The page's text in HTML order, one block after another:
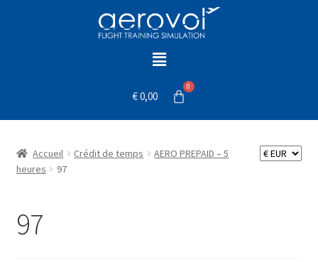
€0,00
Accueil Crédit de temps
AERO PREPAID – 5
heures
97
97